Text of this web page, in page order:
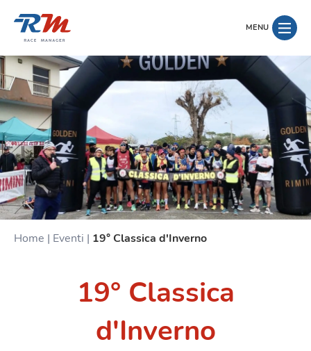
MENU
Home | Eventi | 19° Classica d'Inverno
19° Classica
d'Inverno